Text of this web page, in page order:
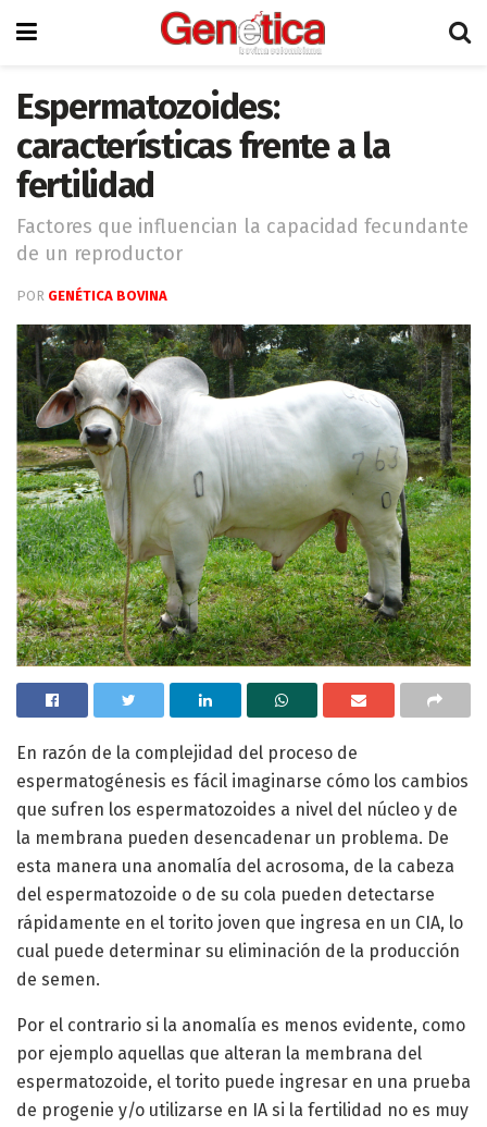
Espermatozoides:
características frente a la
fertilidad
Factores que influencian la capacidad fecundante
de un reproductor
POR GENÉTICA BOVINA
En razón de la complejidad del proceso de
espermatogénesis es fácil imaginarse cómo los cambios
que sufren los espermatozoides a nivel del núcleo y de
la membrana pueden desencadenar un problema. De
esta manera una anomalía del acrosoma, de la cabeza
del espermatozoide o de su cola pueden detectarse
rápidamente en el torito joven que ingresa en un CIA, lo
cual puede determinar su eliminación de la producción
de semen.
Por el contrario si la anomalía es menos evidente, como
por ejemplo aquellas que alteran la membrana del
espermatozoide, el torito puede ingresar en una prueba
de progenie y/o utilizarse en IA si la fertilidad no es muy